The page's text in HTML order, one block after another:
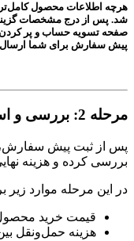
هرچه اطلاعات محصول کامل‌تر
شد. پس از درج مشخصات گزینه
صفحه تسویه حساب و پر
پیش سفارش برای شما ارسال
مرحله 2: بررسی و استعلام قیمت
پس از ثبت پیش سفارش،
بررسی کرده و هزینه
در این مرحله موارد
قیمت خرید
هزینه حمل‌ونقل